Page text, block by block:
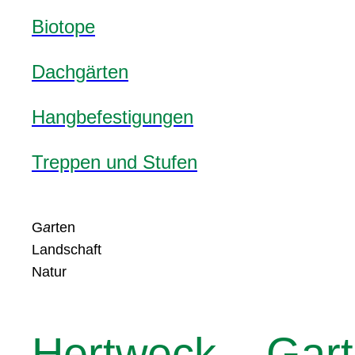
Biotope
Dachgärten
Hangbefestigungen
Treppen und Stufen
Garten
Landschaft
Natur